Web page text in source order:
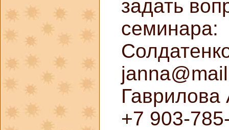
задать
семинара:
+7 903-